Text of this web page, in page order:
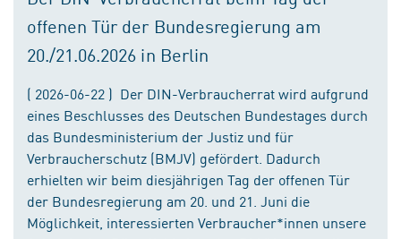
offenen Tür der Bundesregierung am
20./21.06.2026 in Berlin
( 2026-06-22 ) Der DIN-Verbraucherrat wird aufgrund
eines Beschlusses des Deutschen Bundestages durch
das Bundesministerium der Justiz und für
Verbraucherschutz (BMJV) gefördert. Dadurch
erhielten wir beim diesjährigen Tag der offenen Tür
der Bundesregierung am 20. und 21. Juni die
Möglichkeit, interessierten Verbraucher*innen unsere